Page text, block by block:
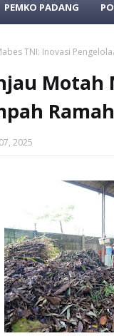
PEMKO PADANG
TNI: Inovasi
Motah
2025